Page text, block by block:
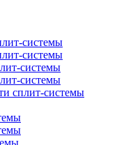
системы
системы
системы
системы
сплит-системы